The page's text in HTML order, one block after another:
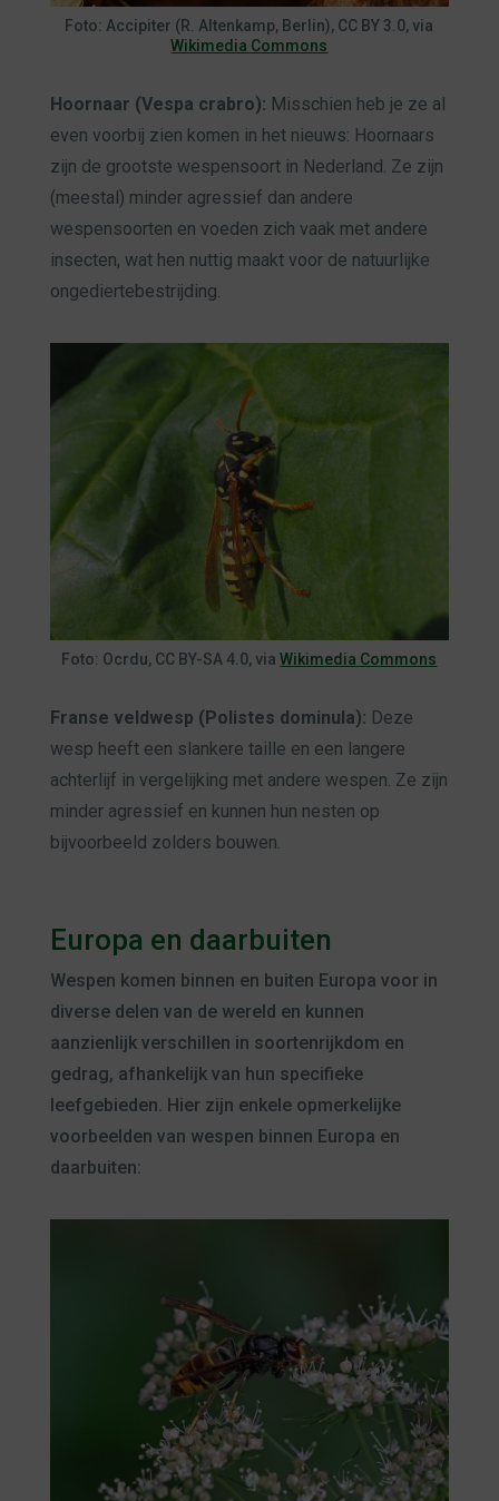
Foto: Accipiter (R. Altenkamp, Berlin), CC BY 3.0, via
Wikimedia Commons
Hoornaar (Vespa crabro): Misschien heb je ze al
even voorbij zien komen in het nieuws: Hoornaars
zijn de grootste wespensoort in Nederland. Ze zijn
(meestal) minder agressief dan andere
wespensoorten en voeden zich vaak met andere
insecten, wat hen nuttig maakt voor de natuurlijke
ongediertebestrijding.
Foto: Ocrdu, CC BY-SA 4.0, viaWikimedia Commons
Franse veldwesp (Polistes dominula): Deze
wesp heeft een slankere taille en een langere
achterlijf in vergelijking met andere wespen. Ze zijn
minder agressief en kunnen hun nesten op
bijvoorbeeld zolders bouwen.
Europa en daarbuiten
Wespen komen binnen en buiten Europa voor in
diverse delen van de wereld en kunnen
aanzienlijk verschillen in soortenrijkdom en
gedrag, afhankelijk van hun specifieke
leefgebieden. Hier zijn enkele opmerkelijke
voorbeelden van wespen binnen Europa en
daarbuiten: